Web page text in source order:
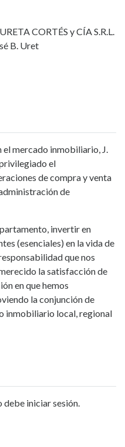
CORTÉS y CÍA S.R.L.
B. Uret
mercado inmobiliario, J.
privilegiado el
de compra y venta
de
invertir en
(esenciales) en la vida de
que nos
la satisfacción de
en que hemos
la conjunción de
inmobiliario local, regional
iniciar sesión.